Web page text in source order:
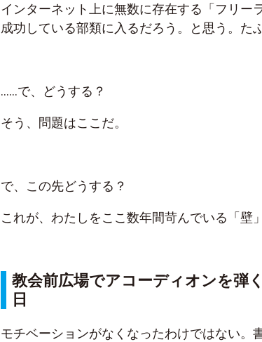
インターネット上に無数に存在する「フリー
成功している部類に入るだろう。と思う。たぶ
……で、どうする？
そう、問題はここだ。
で、この先どうする？
これが、わたしをここ数年間苛んでいる「壁」
教会前広場でアコーディオンを弾
日
モチベーションがなくなったわけではない。